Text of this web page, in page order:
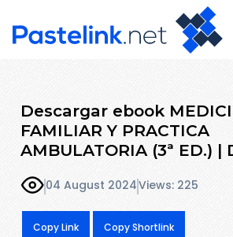
Descargar ebook
FAMILIAR Y PRACTICA
AMBULATORIA (3ª ED.) |
04 August 2024Views: 225
Copy Link Copy Shortlink